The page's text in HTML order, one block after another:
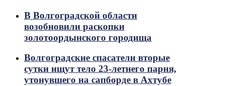
В Волгоградской области
возобновили раскопки
золотоордынского городища
Волгоградские спасатели вторые
сутки ищут тело 23-летнего парня,
утонувшего на сапборде в Ахтубе